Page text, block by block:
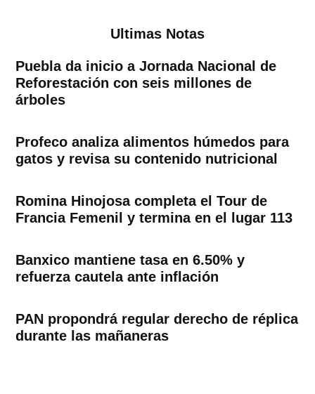
Ultimas Notas
Puebla da inicio a Jornada Nacional de
Reforestación con seis millones de
árboles
Profeco analiza alimentos húmedos para
gatos y revisa su contenido nutricional
Romina Hinojosa completa el Tour de
Francia Femenil y termina en el lugar 113
Banxico mantiene tasa en 6.50% y
refuerza cautela ante inflación
PAN propondrá regular derecho de réplica
durante las mañaneras